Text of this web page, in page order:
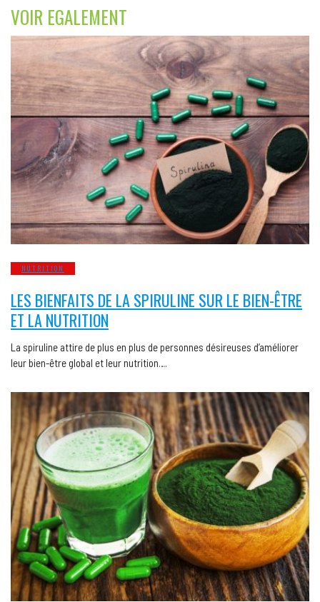
VOIR EGALEMENT
NUTRITION
LES BIENFAITS DE LA SPIRULINE SUR LE BIEN-ÊTRE
ET LA NUTRITION
La spiruline attire de plus en plus de personnes désireuses d’améliorer
leur bien-être global et leur nutrition….